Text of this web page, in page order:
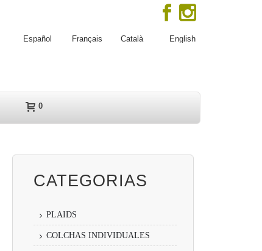
English
Català
Français
Español
0
CATEGORIAS
PLAIDS
COLCHAS INDIVIDUALES